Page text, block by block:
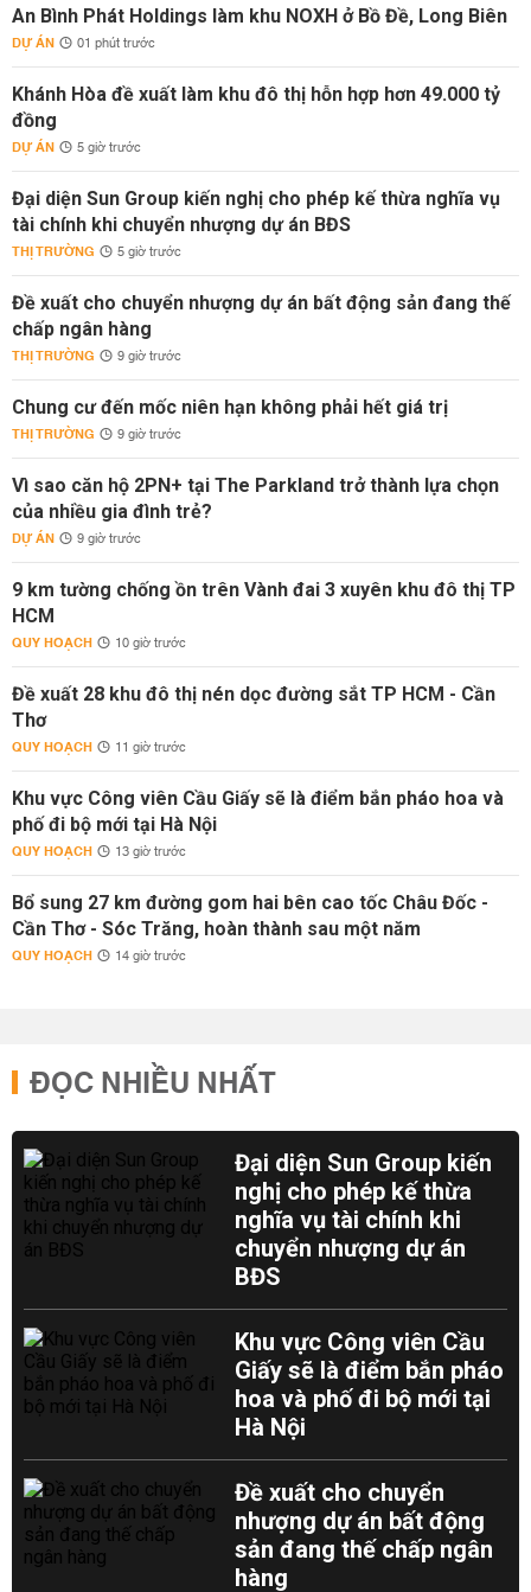
An Bình Phát Holdings làm khu NOXH ở Bồ Đề, Long Biên
DỰ ÁN 01 phút trước
Khánh Hòa đề xuất làm khu đô thị hỗn hợp hơn 49.000 tỷ
đồng
DỰ ÁN 5 giờ trước
Đại diện Sun Group kiến nghị cho phép kế thừa nghĩa vụ
tài chính khi chuyển nhượng dự án BĐS
THỊ TRƯỜNG 5 giờ trước
Đề xuất cho chuyển nhượng dự án bất động sản đang thế
chấp ngân hàng
THỊ TRƯỜNG 9 giờ trước
Chung cư đến mốc niên hạn không phải hết giá trị
THỊ TRƯỜNG 9 giờ trước
Vì sao căn hộ 2PN+ tại The Parkland trở thành lựa chọn
của nhiều gia đình trẻ?
DỰ ÁN 9 giờ trước
9 km tường chống ồn trên Vành đai 3 xuyên khu đô thị TP
HCM
QUY HOẠCH 10 giờ trước
Đề xuất 28 khu đô thị nén dọc đường sắt TP HCM - Cần
Thơ
QUY HOẠCH 11 giờ trước
Khu vực Công viên Cầu Giấy sẽ là điểm bắn pháo hoa và
phố đi bộ mới tại Hà Nội
QUY HOẠCH 13 giờ trước
Bổ sung 27 km đường gom hai bên cao tốc Châu Đốc -
Cần Thơ - Sóc Trăng, hoàn thành sau một năm
QUY HOẠCH 14 giờ trước
ĐỌC NHIỀU NHẤT
Đại diện Sun Group kiến
nghị cho phép kế thừa
nghĩa vụ tài chính khi
chuyển nhượng dự án
BĐS
Khu vực Công viên Cầu
Giấy sẽ là điểm bắn pháo
hoa và phố đi bộ mới tại
Hà Nội
Đề xuất cho chuyển
nhượng dự án bất động
sản đang thế chấp ngân
hàng